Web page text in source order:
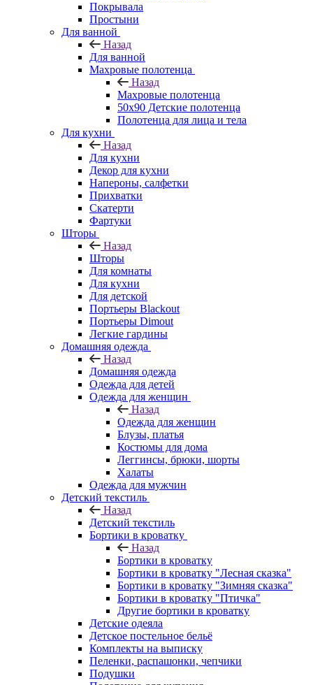
Покрывала
Простыни
Для ванной
Назад
Для ванной
Махровые полотенца
Назад
Махровые полотенца
50х90 Детские полотенца
Полотенца для лица и тела
Для кухни
Назад
Для кухни
Декор для кухни
Напероны, салфетки
Прихватки
Скатерти
Фартуки
Шторы
Назад
Шторы
Для комнаты
Для кухни
Для детской
Портьеры Blackout
Портьеры Dimout
Легкие гардины
Домашняя одежда
Назад
Домашняя одежда
Одежда для детей
Одежда для женщин
Назад
Одежда для женщин
Блузы, платья
Костюмы для дома
Леггинсы, брюки, шорты
Халаты
Одежда для мужчин
Детский текстиль
Назад
Детский текстиль
Бортики в кроватку
Назад
Бортики в кроватку
Бортики в кроватку "Лесная сказка"
Бортики в кроватку "Зимняя сказка"
Бортики в кроватку "Птичка"
Другие бортики в кроватку
Детские одеяла
Детское постельное бельё
Комплекты на выписку
Пеленки, распашонки, чепчики
Подушки